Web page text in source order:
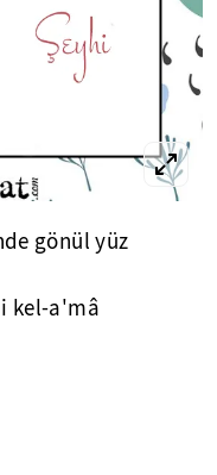
gönül yüz
kel-a'mâ